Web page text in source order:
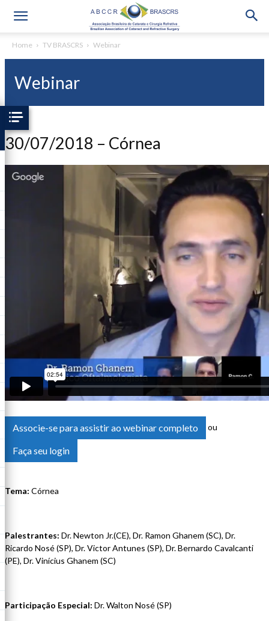
Home TV BRASCRS Webinar
Webinar
30/07/2018 – Córnea
Associe-se para assistir ao webinar completo ou
Faça seu login
Tema: Córnea
Palestrantes: Dr. Newton Jr.(CE), Dr. Ramon Ghanem (SC), Dr.
Ricardo Nosé (SP), Dr. Victor Antunes (SP), Dr. Bernardo Cavalcanti
(PE), Dr. Vinícius Ghanem (SC)
Participação Especial: Dr. Walton Nosé (SP)